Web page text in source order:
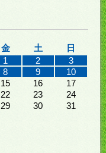
金 土
日
1
2
3
8 9
10
15 16
17
22 23
24
29 30 31